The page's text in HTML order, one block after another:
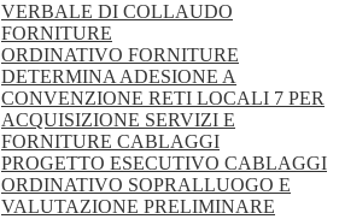
VERBALE DI COLLAUDO
FORNITURE
ORDINATIVO FORNITURE
DETERMINA ADESIONE A
CONVENZIONE RETI LOCALI 7 PER
ACQUISIZIONE SERVIZI E
FORNITURE CABLAGGI
PROGETTO ESECUTIVO CABLAGGI
ORDINATIVO SOPRALLUOGO E
VALUTAZIONE PRELIMINARE